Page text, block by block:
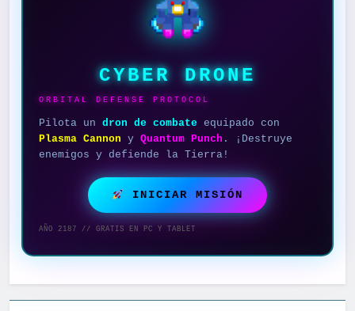
CYBER DRONE
ORBITAL DEFENSE PROTOCOL
Pilota un dron de combate equipado con
Plasma Cannon y Quantum Punch . ¡Destruye
enemigos y defiende la Tierra!
INICIAR MISIÓN
AÑO 2187 // GRATIS EN PC Y TABLET